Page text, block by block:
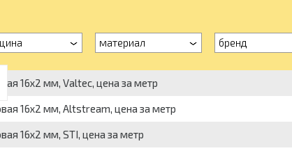
материал бренд
16x2 мм, Valtec, цена за метр
16x2 мм, Altstream, цена за метр
16x2 мм, STI, цена за метр